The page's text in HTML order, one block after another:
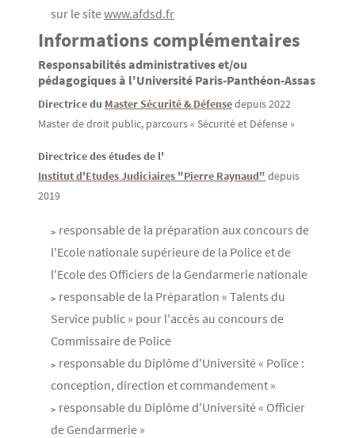
sur le sitewww.afdsd.fr
Informations complémentaires
Responsabilités administratives et/ou
pédagogiques à l'Université Paris-Panthéon-Assas
Directrice du Master Sécurité & Défensedepuis 2022
Master de droit public, parcours « Sécurité et Défense »
Directrice des études de l'
Institut d'Etudes Judiciaires "Pierre Raynaud" depuis
2019
responsable de la préparation aux concours de
l'Ecole nationale supérieure de la Police et de
l'Ecole des Officiers de la Gendarmerie nationale
responsable de la Préparation « Talents du
Service public » pour l'accès au concours de
Commissaire de Police
responsable du Diplôme d'Université « Police :
conception, direction et commandement »
responsable du Diplôme d'Université « Officier
de Gendarmerie »